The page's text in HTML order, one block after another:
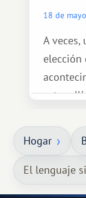
18 de
A
elección
estar
Hogar
El lenguaje